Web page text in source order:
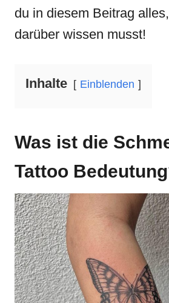
du in diesem Beitrag
darüber wissen musst!
Inhalte Einblenden
Was ist die
Tattoo